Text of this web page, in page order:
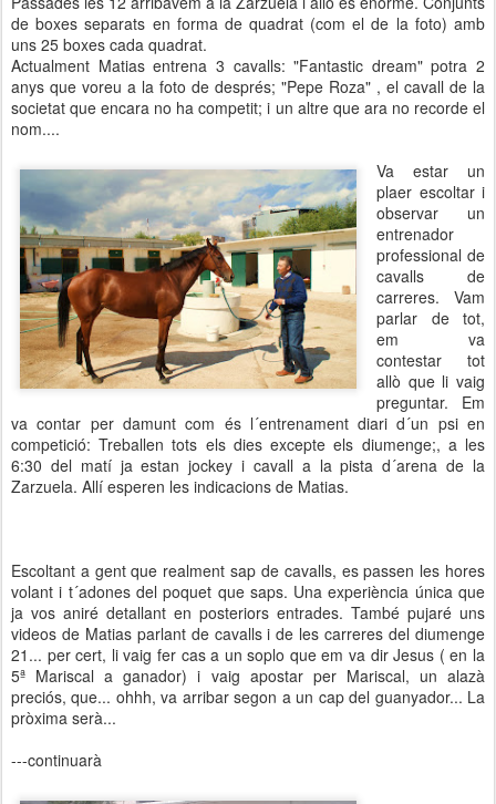
de boxes separats en forma de quadrat (com el de la foto) amb
uns 25 boxes cada quadrat.
Actualment Matias entrena 3 cavalls: "Fantastic dream" potra 2
anys que voreu a la foto de després; "Pepe Roza" , el cavall de la
societat que encara no ha competit; i un altre que ara no recorde el
nom....
Va estar un
plaer escoltar i
observar un
entrenador
professional de
cavalls de
carreres. Vam
parlar de tot,
em va
contestar tot
allò que li vaig
preguntar. Em
va contar per damunt com és l´entrenament diari d´un psi en
competició: Treballen tots els dies excepte els diumenge;, a les
6:30 del matí ja estan jockey i cavall a la pista d´arena de la
Zarzuela. Allí esperen les indicacions de Matias.
Escoltant a gent que realment sap de cavalls, es passen les hores
volant i t´adones del poquet que saps. Una experiència única que
ja vos aniré detallant en posteriors entrades. També pujaré uns
videos de Matias parlant de cavalls i de les carreres del diumenge
21... per cert, li vaig fer cas a un soplo que em va dir Jesus ( en la
5ª Mariscal a ganador) i vaig apostar per Mariscal, un alazà
preciós, que... ohhh, va arribar segon a un cap del guanyador... La
pròxima serà...
---continuarà